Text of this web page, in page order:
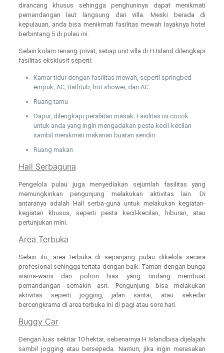
dirancang khusus sehingga penghuninya dapat menikmati
pemandangan laut langsung dari villa. Meski berada di
kepulauan, anda bisa menikmati fasilitas mewah layaknya hotel
berbintang 5 di pulau ini.
Selain kolam renang privat, setiap unit villa di H Island dilengkapi
fasilitas eksklusif seperti:
Kamar tidur dengan fasilitas mewah, seperti springbed
empuk, AC, Bathtub, hot shower, dan AC
Ruang tamu
Dapur, dilengkapi peralatan masak. Fasilitas ini cocok
untuk anda yang ingin mengadakan pesta kecil-kecilan
sambil menikmati makanan buatan sendiri.
Ruang makan
Hall Serbaguna
Pengelola pulau juga menyediakan sejumlah fasilitas yang
memungkinkan pengunjung melakukan aktivitas lain. Di
antaranya adalah Hall serba-guna untuk melakukan kegiatan-
kegiatan khusus, seperti pesta kecil-kecilan, hiburan, atau
pertunjukan mini.
Area Terbuka
Selain itu, area terbuka di sepanjang pulau dikelola secara
profesional sehingga tertata dengan baik. Taman dengan bunga
warna-warni dan pohon hias yang rindang membuat
pemandangan semakin asri. Pengunjung bisa melakukan
aktivitas seperti jogging, jalan santai, atau sekedar
bercengkrama di area terbuka ini di pagi atau sore hari.
Buggy Car
Dengan luas sekitar 10 hektar, sebenarnya H Islandbisa dijelajahi
sambil jogging atau bersepeda. Namun, jika ingin merasakan